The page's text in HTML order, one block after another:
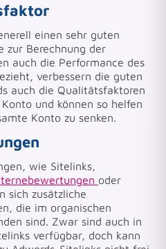
einen sehr guten
zur Berechnung der
auch die Performance des
verbessern die guten
auch die Qualitätsfaktoren
und können so helfen
Konto zu senken.
wie Sitelinks,
oder
sich zusätzliche
die im organischen
sind. Zwar sind auch in
verfügbar, doch kann